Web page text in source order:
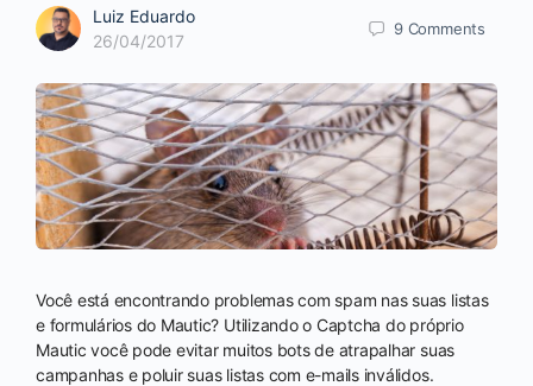
Luiz Eduardo
26/04/2017
9 Comments
Você está encontrando problemas com spam nas suas listas
e formulários do Mautic? Utilizando o Captcha do próprio
Mautic você pode evitar muitos bots de atrapalhar suas
campanhas e poluir suas listas com e-mails inválidos.